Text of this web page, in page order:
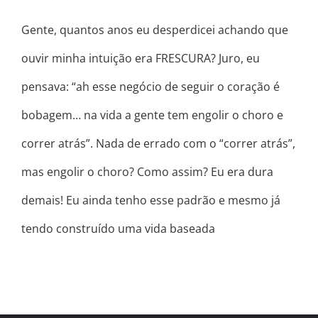
Gente, quantos anos eu desperdicei achando que
ouvir minha intuição era FRESCURA? Juro, eu
pensava: “ah esse negócio de seguir o coração é
bobagem… na vida a gente tem engolir o choro e
correr atrás”. Nada de errado com o “correr atrás”,
mas engolir o choro? Como assim? Eu era dura
demais! Eu ainda tenho esse padrão e mesmo já
tendo construído uma vida baseada